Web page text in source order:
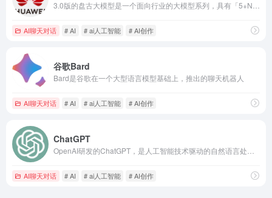
AI聊天对话 # AI # ai人工智能 # AI创作
谷歌‎Bard
Bard是谷歌在一个大型语言模型基础上，推出的聊天机器人
AI聊天对话 # AI # ai人工智能 # AI创作
ChatGPT
AI聊天对话 # AI # ai人工智能 # AI创作